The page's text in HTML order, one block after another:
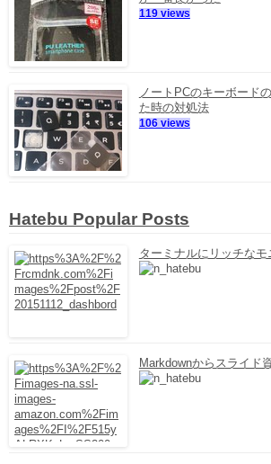
119 views
ノートPCのキーボード
た時の対処法
106 views
Hatebu Popular Posts
ターミナルにリッチな
Markdownからスライド